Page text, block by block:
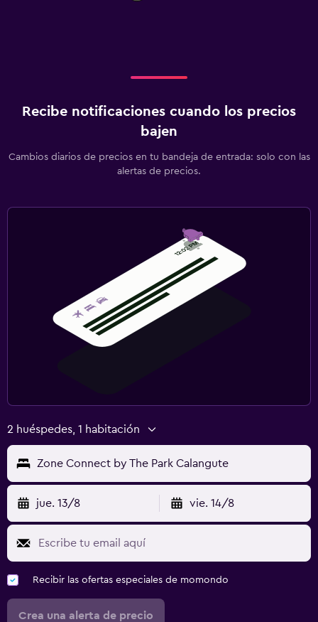
Recibe notificaciones cuando los precios
bajen
Cambios diarios de precios en tu bandeja de entrada: solo con las
alertas de precios.
2 huéspedes, 1 habitación
Zone Connect by The Park Calangute
jue. 13/8 vie. 14/8
Recibir las ofertas especiales de momondo
Crea una alerta de precio